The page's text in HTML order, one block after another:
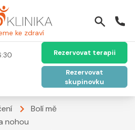
ke zdraví
Rezervovat terapii
Rezervovat
skupinovku
Bolí mě
nohou